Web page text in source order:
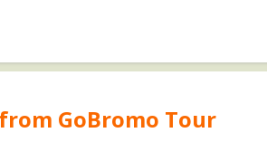
GoBromo Tour